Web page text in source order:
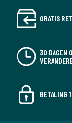
GRATIS
30 DAGEN
BETALING